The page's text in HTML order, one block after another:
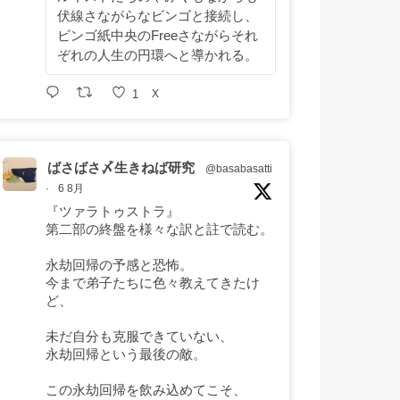
伏線さながらなビンゴと接続し、
ビンゴ紙中央のFreeさながらそれ
ぞれの人生の円環へと導かれる。
1 X
ばさばさ〆生きねば研究
@basabasatti
·
6 8月
『ツァラトゥストラ』
第二部の終盤を様々な訳と註で読む。
永劫回帰の予感と恐怖。
今まで弟子たちに色々教えてきたけ
ど、
未だ自分も克服できていない、
永劫回帰という最後の敵。
この永劫回帰を飲み込めてこそ、